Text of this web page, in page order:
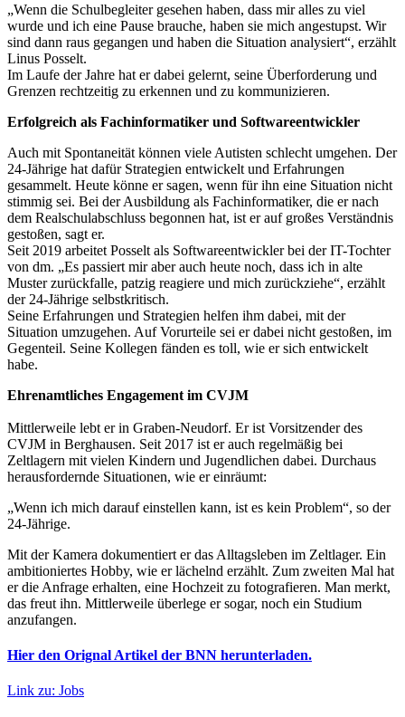
„Wenn die Schulbegleiter gesehen haben, dass mir alles zu viel
wurde und ich eine Pause brauche, haben sie mich angestupst. Wir
sind dann raus gegangen und haben die Situation analysiert“, erzählt
Linus Posselt.
Im Laufe der Jahre hat er dabei gelernt, seine Überforderung und
Grenzen rechtzeitig zu erkennen und zu kommunizieren.
Erfolgreich als Fachinformatiker und Softwareentwickler
Auch mit Spontaneität können viele Autisten schlecht umgehen. Der
24-Jährige hat dafür Strategien entwickelt und Erfahrungen
gesammelt. Heute könne er sagen, wenn für ihn eine Situation nicht
stimmig sei. Bei der Ausbildung als Fachinformatiker, die er nach
dem Realschulabschluss begonnen hat, ist er auf großes Verständnis
gestoßen, sagt er.
Seit 2019 arbeitet Posselt als Softwareentwickler bei der IT-Tochter
von dm. „Es passiert mir aber auch heute noch, dass ich in alte
Muster zurückfalle, patzig reagiere und mich zurückziehe“, erzählt
der 24-Jährige selbstkritisch.
Seine Erfahrungen und Strategien helfen ihm dabei, mit der
Situation umzugehen. Auf Vorurteile sei er dabei nicht gestoßen, im
Gegenteil. Seine Kollegen fänden es toll, wie er sich entwickelt
habe.
Ehrenamtliches Engagement im CVJM
Mittlerweile lebt er in Graben-Neudorf. Er ist Vorsitzender des
CVJM in Berghausen. Seit 2017 ist er auch regelmäßig bei
Zeltlagern mit vielen Kindern und Jugendlichen dabei. Durchaus
herausfordernde Situationen, wie er einräumt:
„Wenn ich mich darauf einstellen kann, ist es kein Problem“, so der
24-Jährige.
Mit der Kamera dokumentiert er das Alltagsleben im Zeltlager. Ein
ambitioniertes Hobby, wie er lächelnd erzählt. Zum zweiten Mal hat
er die Anfrage erhalten, eine Hochzeit zu fotografieren. Man merkt,
das freut ihn. Mittlerweile überlege er sogar, noch ein Studium
anzufangen.
Hier den Orignal Artikel der BNN herunterladen.
Link zu: Jobs